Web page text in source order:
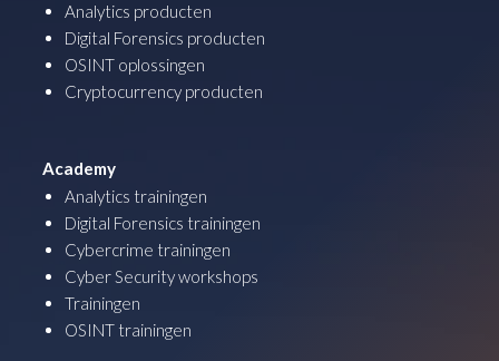
Analytics producten
Digital Forensics producten
OSINT oplossingen
Cryptocurrency producten
Academy
Analytics trainingen
Digital Forensics trainingen
Cybercrime trainingen
Cyber Security workshops
Trainingen
OSINT trainingen